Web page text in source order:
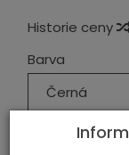
Historie ceny
Barva
Černá
Materiál